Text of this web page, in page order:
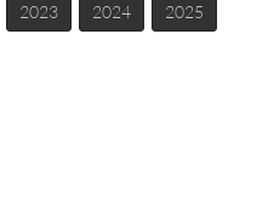
2023 2024 2025